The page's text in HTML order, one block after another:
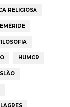
RELIGIOSA
HUMOR